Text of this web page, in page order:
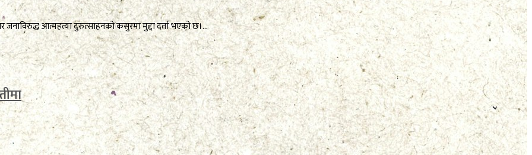
आत्महत्या दुरुत्साहनको कसुरमा मुद्दा दर्ता भएको छ।...